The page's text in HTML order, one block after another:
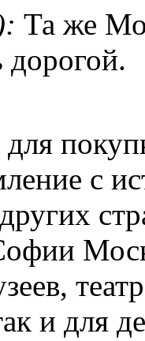
Та же
дорогой.
с
и для